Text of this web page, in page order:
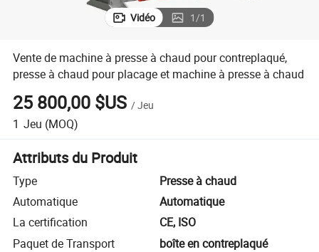
Vidéo 1/1
Vente de machine à presse à chaud pour contreplaqué,
presse à chaud pour placage et machine à presse à chaud
25 800,00 $US /Jeu
1 Jeu (MOQ)
Attributs du Produit
Type
Presse à chaud
Automatique
Automatique
La certification
CE, ISO
Paquet de Transport
boîte en contreplaqué